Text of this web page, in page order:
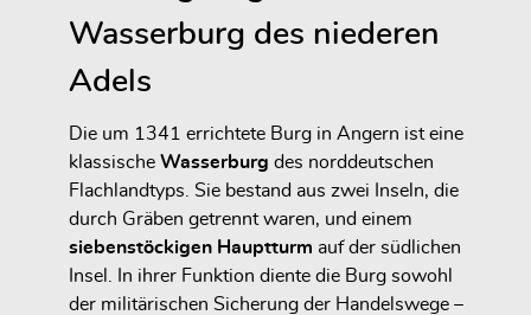
Wasserburg des niederen
Adels
Die um 1341 errichtete Burg in Angern ist eine
klassische Wasserburg des norddeutschen
Flachlandtyps. Sie bestand aus zwei Inseln, die
durch Gräben getrennt waren, und einem
siebenstöckigen Hauptturm auf der südlichen
Insel.
In ihrer Funktion diente die Burg sowohl
der militärischen Sicherung der Handelswege –